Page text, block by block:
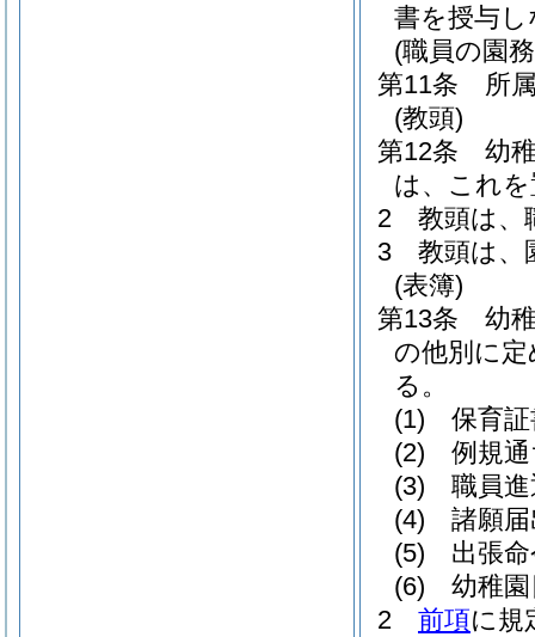
書を授与
(職員の園
第11条
所
(教頭)
第12条
幼
は、これ
2
教頭は、
3
教頭は、
(表簿)
第13条
幼
の他別に
る。
(1)
保育
(2)
例規
(3)
職員
(4)
諸願
(5)
出張
(6)
幼稚
2
前項に規